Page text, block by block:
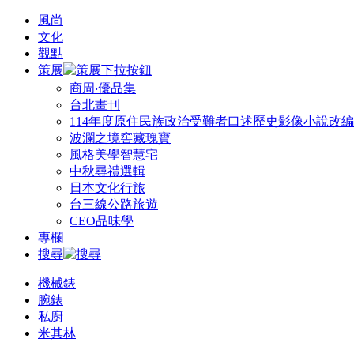
風尚
文化
觀點
策展
商周‧優品集
台北畫刊
114年度原住民族政治受難者口述歷史影像小說改
波瀾之境窖藏瑰寶
風格美學智慧宅
中秋尋禮選輯
日本文化行旅
台三線公路旅遊
CEO品味學
專欄
搜尋
機械錶
腕錶
私廚
米其林